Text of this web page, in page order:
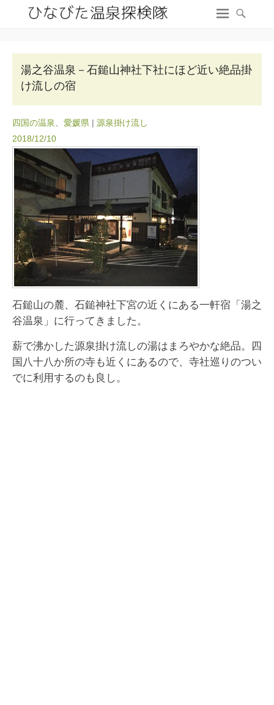
湯之谷温泉－石鎚山神社下社にほど近い絶品掛
け流しの宿
四国の温泉 愛媛県 | 源泉掛け流し
2018/12/10
石鎚山の麓、石鎚神社下宮の近くにある一軒宿「湯之
谷温泉」に行ってきました。
薪で沸かした源泉掛け流しの湯はまろやかな絶品。四
国八十八か所の寺も近くにあるので、寺社巡りのつい
でに利用するのも良し。